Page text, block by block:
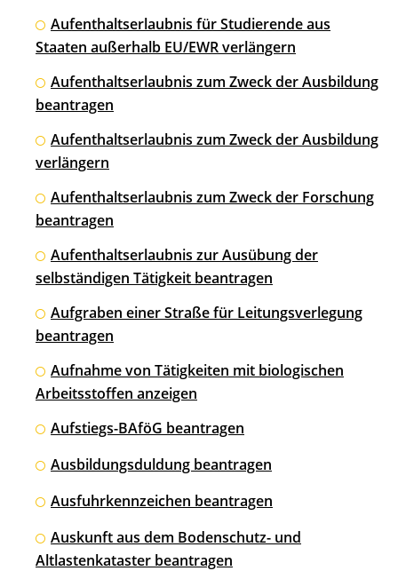
Aufenthaltserlaubnis für Studierende aus
Staaten außerhalb EU/EWR verlängern
Aufenthaltserlaubnis zum Zweck der Ausbildung
beantragen
Aufenthaltserlaubnis zum Zweck der Ausbildung
verlängern
Aufenthaltserlaubnis zum Zweck der Forschung
beantragen
Aufenthaltserlaubnis zur Ausübung der
selbständigen Tätigkeit beantragen
Aufgraben einer Straße für Leitungsverlegung
beantragen
Aufnahme von Tätigkeiten mit biologischen
Arbeitsstoffen anzeigen
Aufstiegs-BAföG beantragen
Ausbildungsduldung beantragen
Ausfuhrkennzeichen beantragen
Auskunft aus dem Bodenschutz- und
Altlastenkataster beantragen